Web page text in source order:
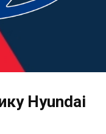
Hyundai